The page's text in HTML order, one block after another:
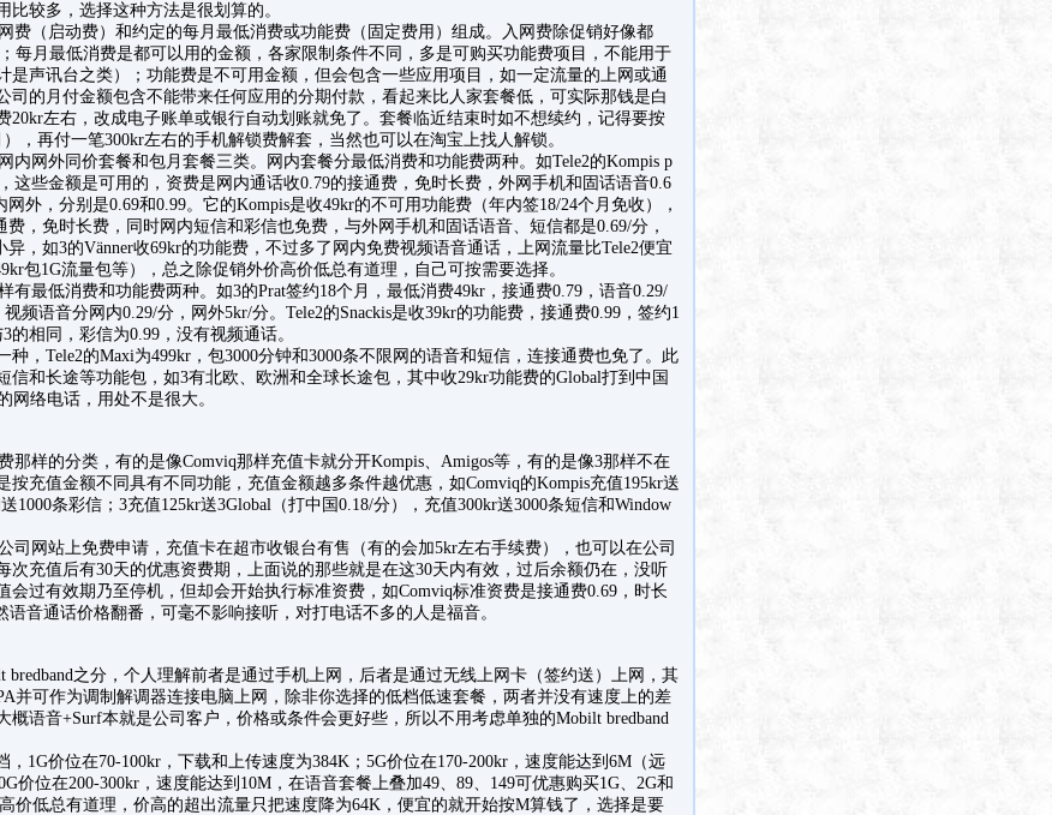
比较多，选择这种方法是很划算的。
（启动费）和约定的每月最低消费或功能费（固定费用）组成。入网费除促销好像都
每月最低消费是都可以用的金额，各家限制条件不同，多是可购买功能费项目，不能用于
是声讯台之类）；功能费是不可用金额，但会包含一些应用项目，如一定流量的上网或通
司的月付金额包含不能带来任何应用的分期付款，看起来比人家套餐低，可实际那钱是白
20kr左右，改成电子账单或银行自动划账就免了。套餐临近结束时如不想续约，记得要按
，再付一笔300kr左右的手机解锁费解套，当然也可以在淘宝上找人解锁。
网外同价套餐和包月套餐三类。网内套餐分最低消费和功能费两种。如Tele2的Kompis p
这些金额是可用的，资费是网内通话收0.79的接通费，免时长费，外网手机和固话语音0.6
外，分别是0.69和0.99。它的Kompis是收49kr的不可用功能费（年内签18/24个月免收），
费，免时长费，同时网内短信和彩信也免费，与外网手机和固话语音、短信都是0.69/分，
异，如3的Vänner收69kr的功能费，不过多了网内免费视频语音通话，上网流量比Tele2便宜
包1G流量包等），总之除促销外价高价低总有道理，自己可按需要选择。
最低消费和功能费两种。如3的Prat签约18个月，最低消费49kr，接通费0.79，语音0.29/
频语音分网内0.29/分，网外5kr/分。Tele2的Snackis是收39kr的功能费，接通费0.99，签约1
的相同，彩信为0.99，没有视频通话。
种，Tele2的Maxi为499kr，包3000分钟和3000条不限网的语音和短信，连接通费也免了。此
信和长途等功能包，如3有北欧、欧洲和全球长途包，其中收29kr功能费的Global打到中国
网络电话，用处不是很大。
样的分类，有的是像Comviq那样充值卡就分开Kompis、Amigos等，有的是像3那样不在
按充值金额不同具有不同功能，充值金额越多条件越优惠，如Comviq的Kompis充值195kr送
1000条彩信；3充值125kr送3Global（打中国0.18/分），充值300kr送3000条短信和Window
网站上免费申请，充值卡在超市收银台有售（有的会加5kr左右手续费），也可以在公司
次充值后有30天的优惠资费期，上面说的那些就是在这30天内有效，过后余额仍在，没听
会过有效期乃至停机，但却会开始执行标准资费，如Comviq标准资费是接通费0.69，时长
语音通话价格翻番，可毫不影响接听，对打电话不多的人是福音。
之分，个人理解前者是通过手机上网，后者是通过无线上网卡（签约送）上网，其
并可作为调制解调器连接电脑上网，除非你选择的低档低速套餐，两者并没有速度上的差
概语音+Surf本就是公司客户，价格或条件会更好些，所以不用考虑单独的Mobilt bredband
1G价位在70-100kr，下载和上传速度为384K；5G价位在170-200kr，速度能达到6M（远
价位在200-300kr，速度能达到10M，在语音套餐上叠加49、89、149可优惠购买1G、2G和
价低总有道理，价高的超出流量只把速度降为64K，便宜的就开始按M算钱了，选择是要